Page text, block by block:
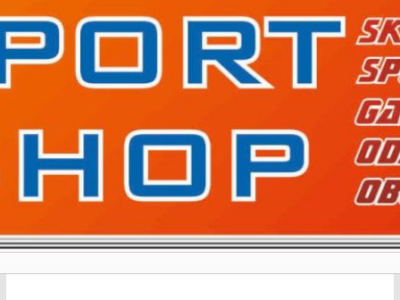
WKS wygrywa pierwszą edycję Ligi Szóstek w
Gwdzie Wielkiej
I mamy kolejne gry kontrolne, piłkarskie
granie przed nami